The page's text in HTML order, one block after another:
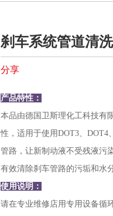
刹车系统管道清
分享
产品特性：
本品由德国卫斯理化工科技有
性，适用于使用DOT3、DOT4
管路，让新制动液不受残液污
有效清除刹车管路的污垢和水
使用说明：
请在专业维修店用专用设备循